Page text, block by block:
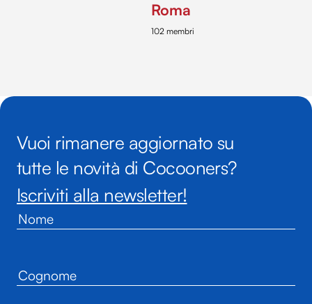
Roma
102 membri
Vuoi rimanere aggiornato su
tutte le novità di Cocooners?
Iscriviti alla newsletter!